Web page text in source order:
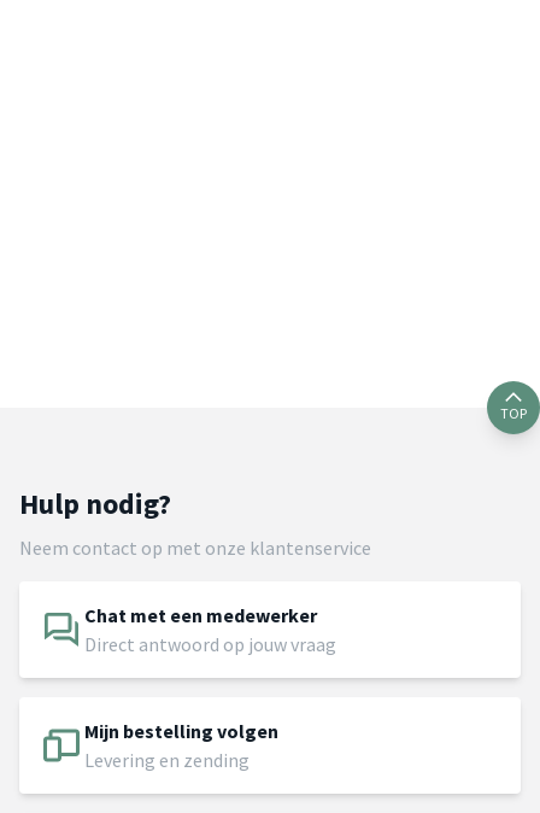
TOP
Hulp nodig?
Neem contact op met onze klantenservice
Chat met een medewerker
Direct antwoord op jouw vraag
Mijn bestelling volgen
Levering en zending